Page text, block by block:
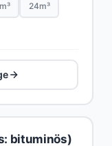
24m³
bituminös)